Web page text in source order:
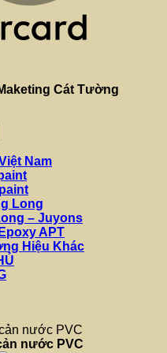
Cát Tường
Nam
Long
– Juyons
APT
Hiệu Khác
nước PVC